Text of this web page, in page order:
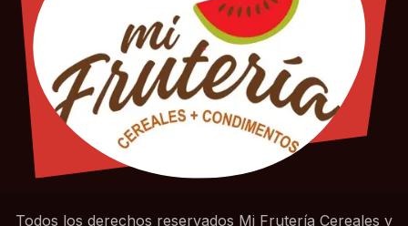
Todos los derechos reservados Mi Frutería Cereales y